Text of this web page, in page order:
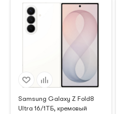
Samsung Galaxy Z Fold8
Ultra 16/1ТБ, кремовый